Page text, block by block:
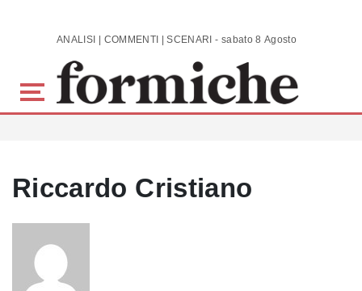
Skip to main content ANALISI | COMMENTI | SCENARI - sabato 8 Agosto 2026
Riccardo Cristiano